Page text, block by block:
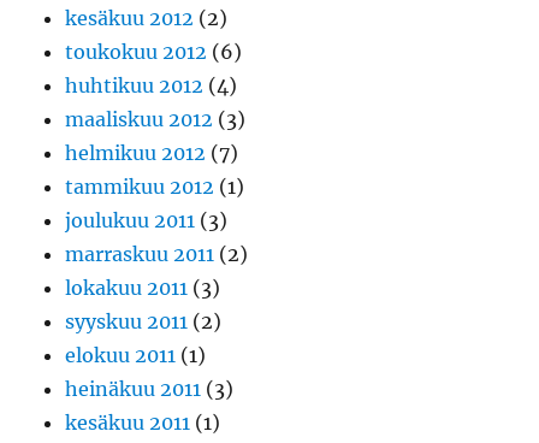
kesäkuu 2012 (2)
toukokuu 2012 (6)
huhtikuu 2012 (4)
maaliskuu 2012 (3)
helmikuu 2012 (7)
tammikuu 2012 (1)
joulukuu 2011 (3)
marraskuu 2011 (2)
lokakuu 2011 (3)
syyskuu 2011 (2)
elokuu 2011 (1)
heinäkuu 2011 (3)
kesäkuu 2011 (1)